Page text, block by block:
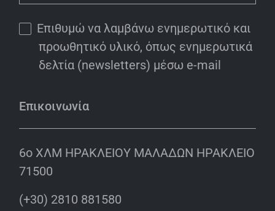
Επιθυμώ να λαμβάνω ενημερωτικό και
προωθητικό υλικό, όπως ενημερωτικά
δελτία (newsletters) μέσω e-mail
Επικοινωνία
6o ΧΛΜ ΗΡΑΚΛΕΙΟΥ ΜΑΛΑΔΩΝ ΗΡΑΚΛΕΙΟ
71500
(+30) 2810 881580